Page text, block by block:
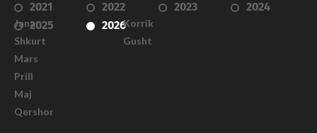
2021
2022 2023
2024
2025
2026
Janar
Shkurt
Mars
Prill
Maj
Qershor
Korrik
Gusht